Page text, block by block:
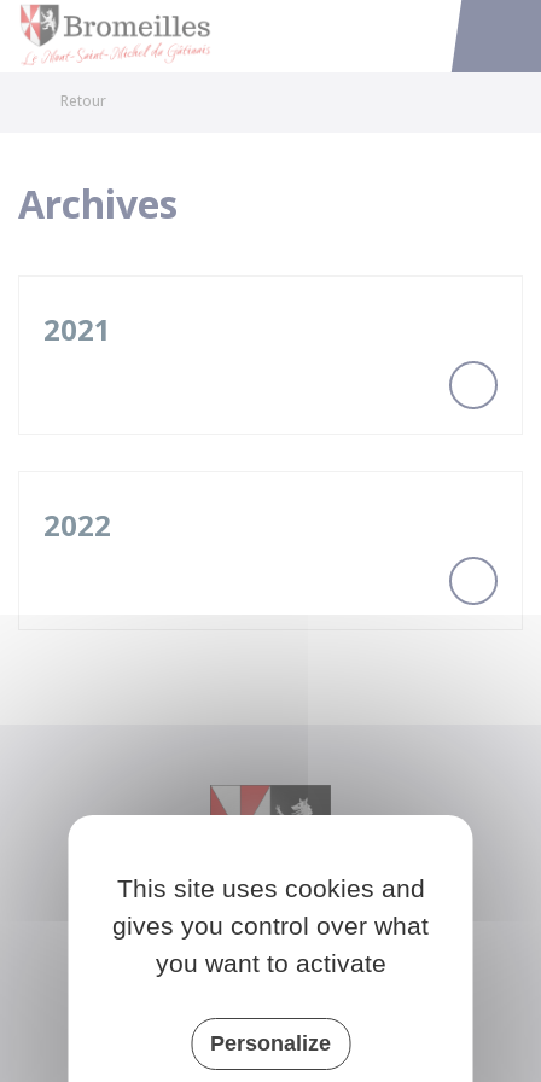
Accéder
Retour
Archives
2021
2022
BROMEILLES
Place de la Mairie
45390 Bromeilles
France
This site uses cookies and
gives you control over what
you want to activate
Personalize